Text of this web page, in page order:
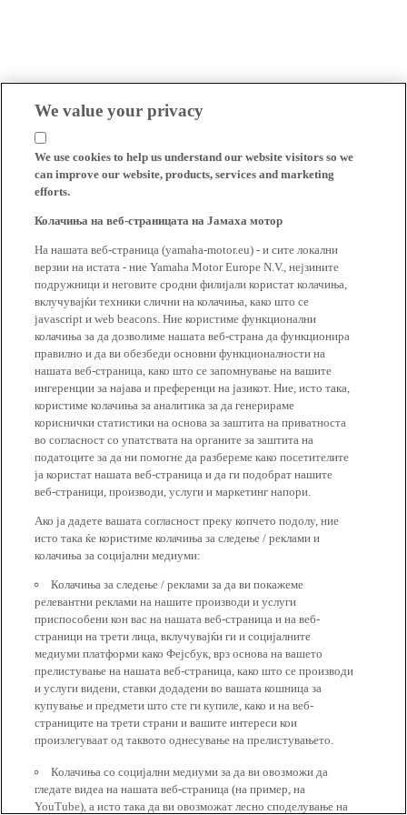
We value your privacy
We use cookies to help us understand our website visitors so we
can improve our website, products, services and marketing
efforts.
Колачиња на веб-страницата на Јамаха мотор
На нашата веб-страница (yamaha-motor.eu) - и сите локални
верзии на истата - ние Yamaha Motor Europe N.V., нејзините
подружници и неговите сродни филијали користат колачиња,
вклучувајќи техники слични на колачиња, како што се
javascript и web beacons. Ние користиме функционални
колачиња за да дозволиме нашата веб-страна да функционира
правилно и да ви обезбеди основни функционалности на
нашата веб-страница, како што се запомнување на вашите
ингеренции за најава и преференци на јазикот. Ние, исто така,
користиме колачиња за аналитика за да генерираме
кориснички статистики на основа за заштита на приватноста
во согласност со упатствата на органите за заштита на
податоците за да ни помогне да разбереме како посетителите
ја користат нашата веб-страница и да ги подобрат нашите
веб-страници, производи, услуги и маркетинг напори.
Ако ја дадете вашата согласност преку копчето подолу, ние
исто така ќе користиме колачиња за следење / реклами и
колачиња за социјални медиуми:
Колачиња за следење / реклами за да ви покажеме
релевантни реклами на нашите производи и услуги
приспособени кон вас на нашата веб-страница и на веб-
страници на трети лица, вклучувајќи ги и социјалните
медиуми платформи како Фејсбук, врз основа на вашето
прелистување на нашата веб-страница, како што се производи
и услуги видени, ставки додадени во вашата кошница за
купување и предмети што сте ги купиле, како и на веб-
страниците на трети страни и вашите интереси кои
произлегуваат од таквото однесување на прелистувањето.
Колачиња со социјални медиуми за да ви овозможи да
гледате видеа на нашата веб-страница (на пример, на
YouTube), а исто така да ви овозможат лесно споделување на